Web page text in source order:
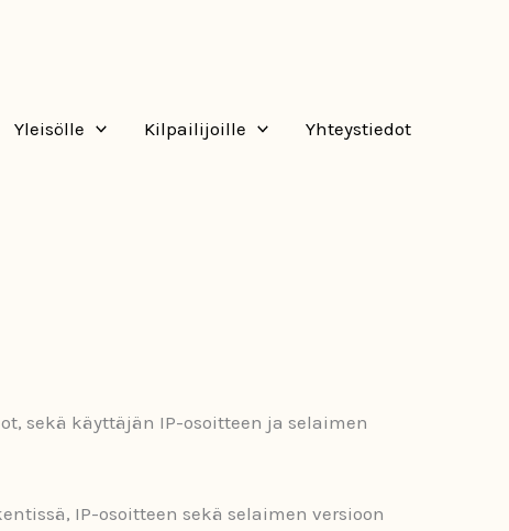
Yleisölle Kilpailijoille Yhteystiedot
sekä käyttäjän IP-osoitteen ja selaimen
IP-osoitteen sekä selaimen versioon